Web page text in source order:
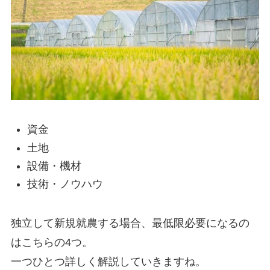
資金
土地
設備・機材
技術・ノウハウ
独立して新規就農する場合、 最低限必要になるの
はこちらの4つ。
一つひとつ詳しく解説していきますね。